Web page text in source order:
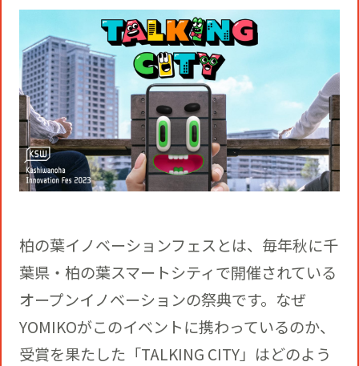
柏の葉イノベーションフェスとは、毎年秋に千
葉県・柏の葉スマートシティで開催されている
オープンイノベーションの祭典です。なぜ
YOMIKOがこのイベントに携わっているのか、
受賞を果たした「TALKING CITY」はどのよう